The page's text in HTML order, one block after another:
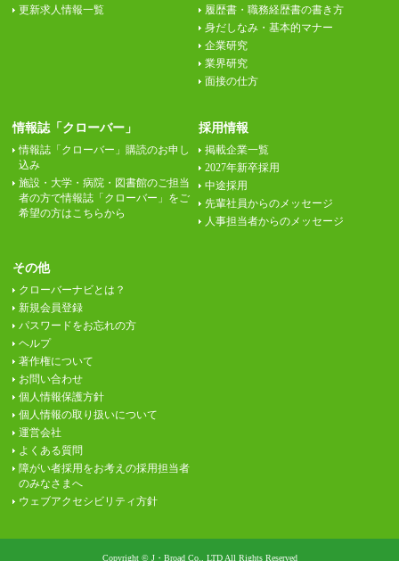
更新求人情報一覧
履歴書・職務経歴書の書き方
身だしなみ・基本的マナー
企業研究
業界研究
面接の仕方
情報誌「クローバー」
情報誌「クローバー」購読のお申し
込み
施設・大学・病院・図書館のご担当
者の方で情報誌「クローバー」をご
希望の方はこちらから
採用情報
掲載企業一覧
2027年新卒採用
中途採用
先輩社員からのメッセージ
人事担当者からのメッセージ
その他
クローバーナビとは？
新規会員登録
パスワードをお忘れの方
ヘルプ
著作権について
お問い合わせ
個人情報保護方針
個人情報の取り扱いについて
運営会社
よくある質問
障がい者採用をお考えの採用担当者
のみなさまへ
ウェブアクセシビリティ方針
Copyright © J・Broad Co., LTD All Rights Reserved